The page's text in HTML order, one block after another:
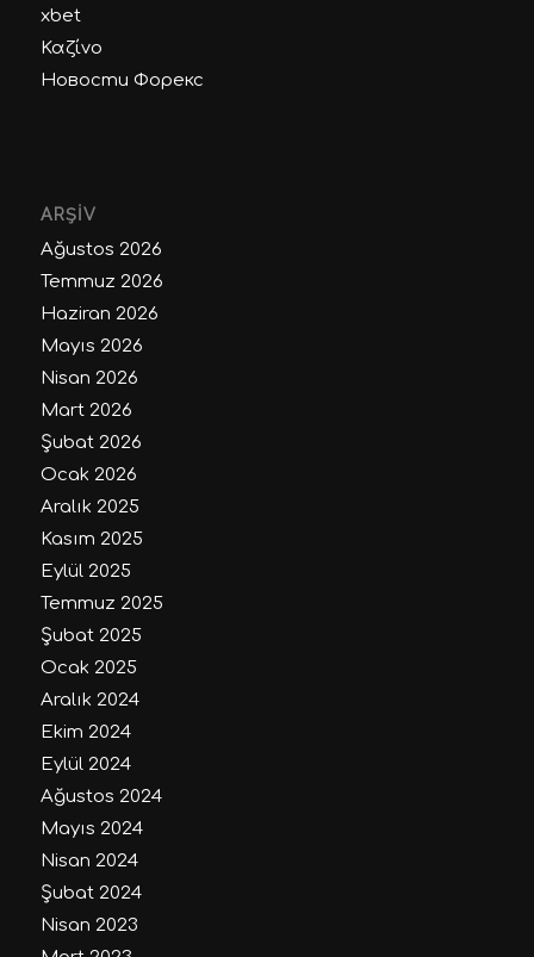
xbet
Καζίνο
Новости Форекс
ARŞIV
Ağustos 2026
Temmuz 2026
Haziran 2026
Mayıs 2026
Nisan 2026
Mart 2026
Şubat 2026
Ocak 2026
Aralık 2025
Kasım 2025
Eylül 2025
Temmuz 2025
Şubat 2025
Ocak 2025
Aralık 2024
Ekim 2024
Eylül 2024
Ağustos 2024
Mayıs 2024
Nisan 2024
Şubat 2024
Nisan 2023